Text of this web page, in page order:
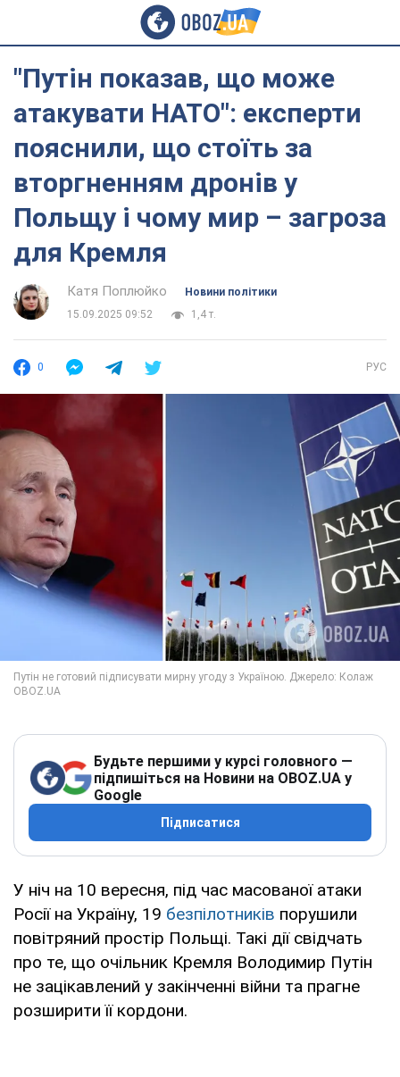
"Путін показав, що може
атакувати НАТО": експерти
пояснили, що стоїть за
вторгненням дронів у
Польщу і чому мир – загроза
для Кремля
Катя Поплюйко
Новини політики
15.09.2025 09:52
1,4 т.
0 РУС
Будьте першими у курсі головного —
підпишіться на Новини на OBOZ.UA у
Google
Підписатися
У ніч на 10 вересня, під час масованої атаки
Росії на Україну, 19 безпілотників порушили
повітряний простір Польщі. Такі дії свідчать
про те, що очільник Кремля Володимир Путін
не зацікавлений у закінченні війни та прагне
розширити її кордони.